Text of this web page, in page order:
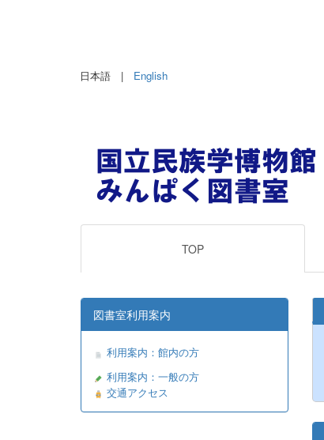
日本語 | English
TOP
図書室利用案内
利用案内：館内の方
利用案内：一般の方
交通アクセス